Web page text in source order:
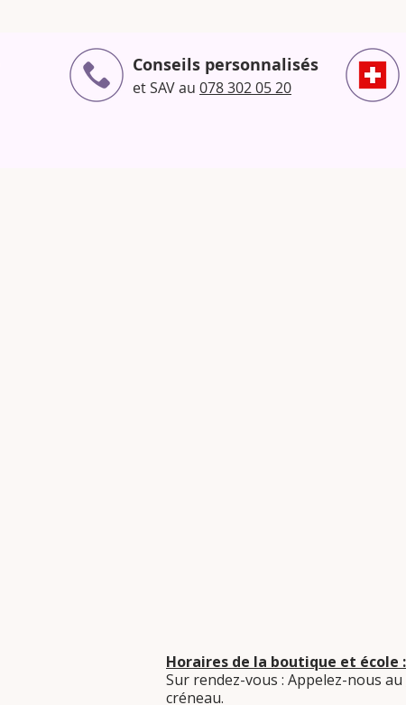
Conseils personnalisés
et SAV au 078 302 05 20
Horaires de la boutique et école :
Sur rendez-vous : Appelez-nous au
créneau.